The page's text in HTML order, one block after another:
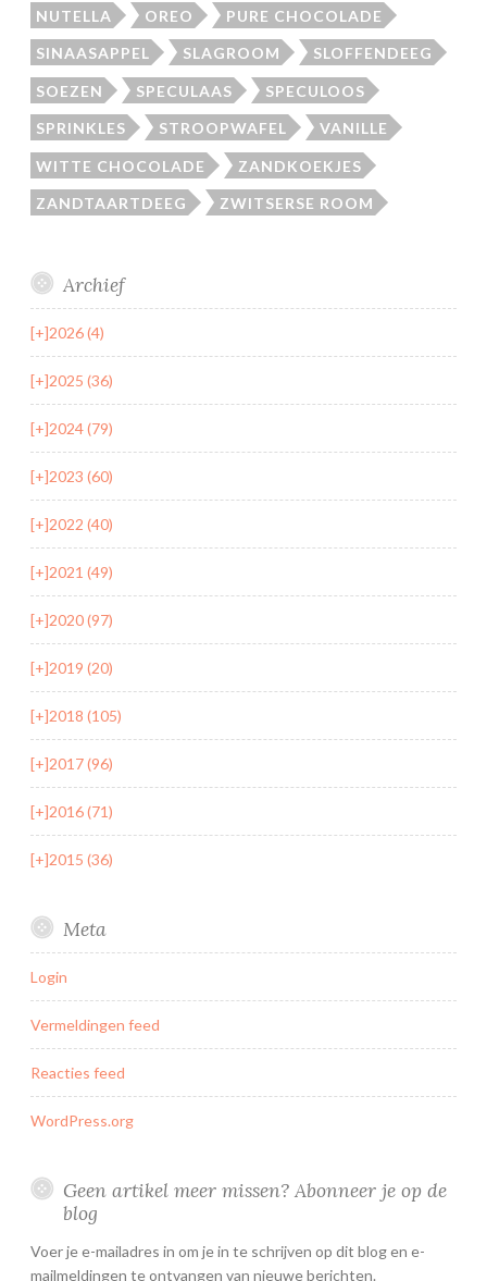
NUTELLA OREO PURE CHOCOLADE
SINAASAPPEL SLAGROOM SLOFFENDEEG
SOEZEN SPECULAAS SPECULOOS
SPRINKLES STROOPWAFEL VANILLE
WITTE CHOCOLADE ZANDKOEKJES
ZANDTAARTDEEG ZWITSERSE ROOM
Archief
[+]2026 (4)
[+]2025 (36)
[+]2024 (79)
[+]2023 (60)
[+]2022 (40)
[+]2021 (49)
[+]2020 (97)
[+]2019 (20)
[+]2018 (105)
[+]2017 (96)
[+]2016 (71)
[+]2015 (36)
Meta
Login
Vermeldingen feed
Reacties feed
WordPress.org
Geen artikel meer missen? Abonneer je op de
blog
Voer je e-mailadres in om je in te schrijven op dit blog en e-
mailmeldingen te ontvangen van nieuwe berichten.